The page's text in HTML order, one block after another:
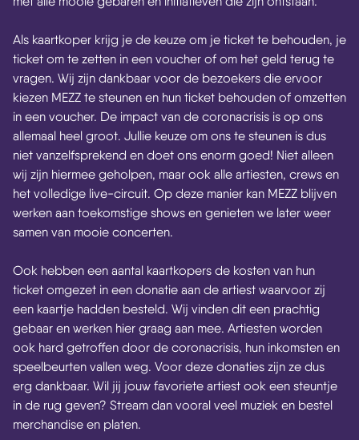
Als kaartkoper krijg je de keuze om je ticket te behouden, je
ticket om te zetten in een voucher of om het geld terug te
vragen. Wij zijn dankbaar voor de bezoekers die ervoor
kiezen MEZZ te steunen en hun ticket behouden of omzetten
in een voucher. De impact van de coronacrisis is op ons
allemaal heel groot. Jullie keuze om ons te steunen is dus
niet vanzelfsprekend en doet ons enorm goed! Niet alleen
wij zijn hiermee geholpen, maar ook alle artiesten, crews en
het volledige live-circuit. Op deze manier kan MEZZ blijven
werken aan toekomstige shows en genieten we later weer
samen van mooie concerten.
Ook hebben een aantal kaartkopers de kosten van hun
ticket omgezet in een donatie aan de artiest waarvoor zij
een kaartje hadden besteld. Wij vinden dit een prachtig
gebaar en werken hier graag aan mee. Artiesten worden
ook hard getroffen door de coronacrisis, hun inkomsten en
speelbeurten vallen weg. Voor deze donaties zijn ze dus
erg dankbaar. Wil jij jouw favoriete artiest ook een steuntje
in de rug geven? Stream dan vooral veel muziek en bestel
merchandise en platen.